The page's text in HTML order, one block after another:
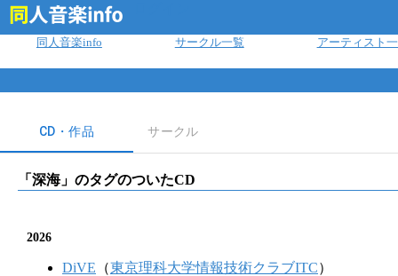
同人音楽info サークル一覧 アーティスト
CD・作品 サークル
「 深海」のタグのついたCD
2026
DiVE （東京理科大学情報技術クラブITC）